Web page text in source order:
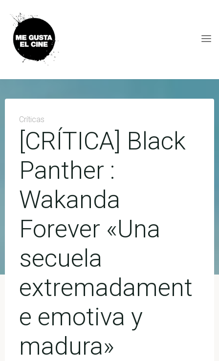
content
CINE
Críticas
[CRÍTICA] Black
Panther :
Wakanda
Forever «Una
secuela
extremadament
e emotiva y
madura»